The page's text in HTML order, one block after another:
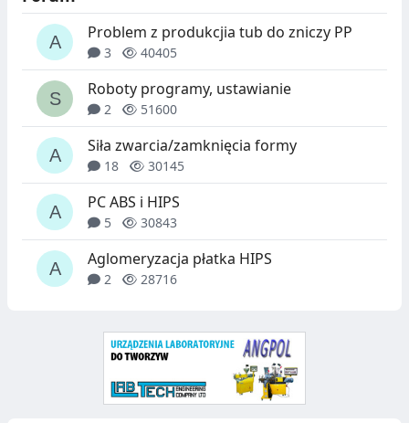
W
S
Z
T
U
C
Z
N
Y
C
H
A
D
Ó
W
Problem z produkcjia tub do zniczy PP
3 40405
Roboty programy, ustawianie
2 51600
Siła zwarcia/zamknięcia formy
18 30145
PC ABS i HIPS
5 30843
Aglomeryzacja płatka HIPS
2 28716